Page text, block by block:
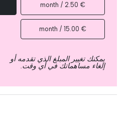
€ 2.50 / month
€ 15.00 / month
يمكنك تغيير المبلغ الذي تقدمه أو
إلغاء مساهماتك في أي وقت.